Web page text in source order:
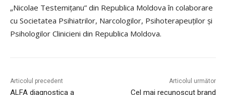
„Nicolae Testemițanu” din Republica Moldova în colaborare
cu Societatea Psihiatrilor, Narcologilor, Psihoterapeuților și
Psihologilor Clinicieni din Republica Moldova.
Articolul precedent
ALFA diagnostica a
Articolul următor
Cel mai recunoscut brand